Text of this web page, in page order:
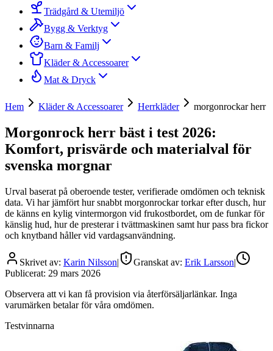
Trädgård & Utemiljö
Bygg & Verktyg
Barn & Familj
Kläder & Accessoarer
Mat & Dryck
Hem Kläder & Accessoarer Herrkläder morgonrockar herr
Morgonrock herr bäst i test 2026:
Komfort, prisvärde och materialval för
svenska morgnar
Urval baserat på oberoende tester, verifierade omdömen och teknisk
data. Vi har jämfört hur snabbt morgonrockar torkar efter dusch, hur
de känns en kylig vintermorgon vid frukostbordet, om de funkar för
känslig hud, hur de presterar i tvättmaskinen samt hur pass bra fickor
och knytband håller vid vardagsanvändning.
Skrivet av: Karin Nilsson| Granskat av: Erik Larsson|
Publicerat: 29 mars 2026
Observera att vi kan få provision via återförsäljarlänkar. Inga
varumärken betalar för våra omdömen.
Testvinnarna